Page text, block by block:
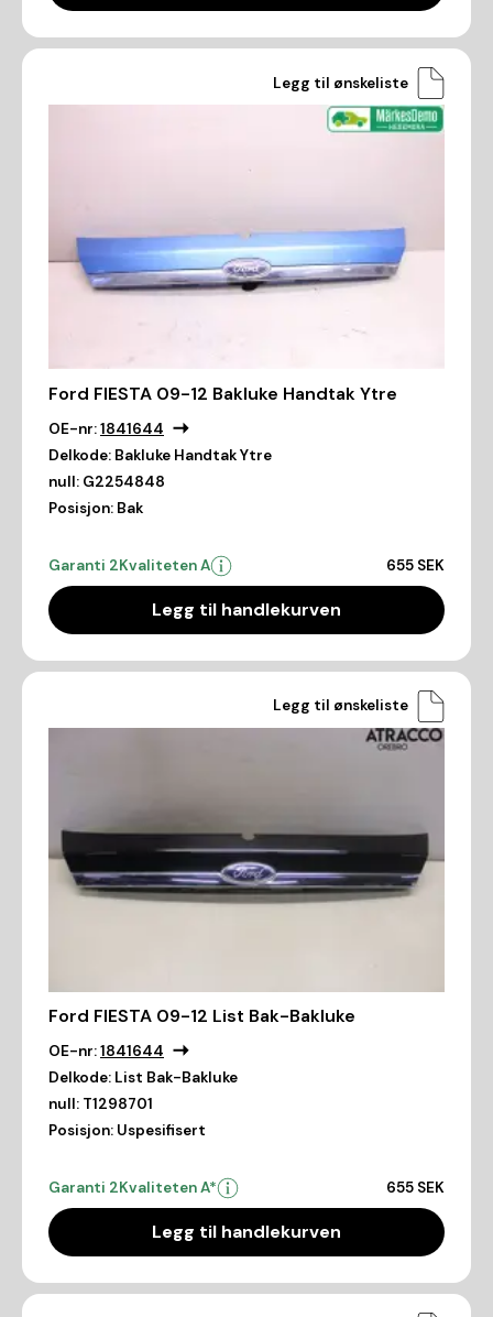
Legg til ønskeliste
Ford FIESTA 09-12 Bakluke Handtak Ytre
OE-nr:1841644
Delkode: Bakluke Handtak Ytre
null: G2254848
Posisjon: Bak
Garanti 2Kvaliteten A 655 SEK
Legg til handlekurven
Legg til ønskeliste
Ford FIESTA 09-12 List Bak-Bakluke
OE-nr:1841644
Delkode: List Bak-Bakluke
null: T1298701
Posisjon: Uspesifisert
Garanti 2Kvaliteten A* 655 SEK
Legg til handlekurven